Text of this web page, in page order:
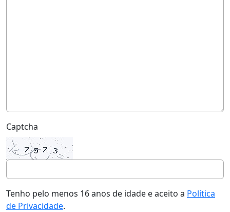
Captcha
Tenho pelo menos 16 anos de idade e aceito a Política
de Privacidade.